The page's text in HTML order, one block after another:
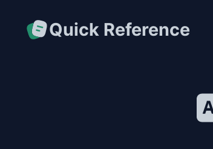
Quick Reference